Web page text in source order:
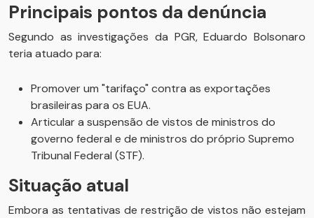
Principais pontos da denúncia
Segundo as investigações da PGR, Eduardo Bolsonaro
teria atuado para:
Promover um "tarifaço" contra as exportações
brasileiras para os EUA.
Articular a suspensão de vistos de ministros do
governo federal e de ministros do próprio Supremo
Tribunal Federal (STF).
Situação atual
Embora as tentativas de restrição de vistos não estejam